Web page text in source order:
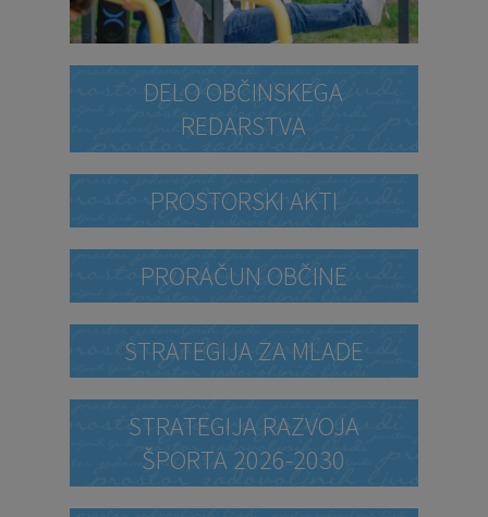
DELO OBČINSKEGA
REDARSTVA
PROSTORSKI AKTI
PRORAČUN OBČINE
STRATEGIJA ZA MLADE
STRATEGIJA RAZVOJA
ŠPORTA 2026-2030